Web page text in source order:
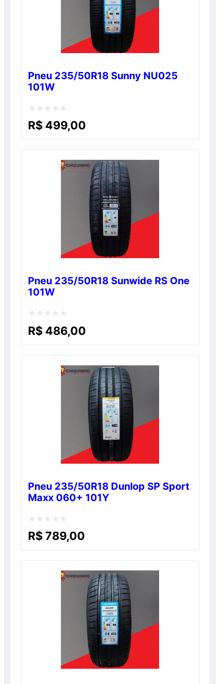
Pneu 235/50R18 Sunny NU025
101W
Avaliação
R$ 499,00
Pneu 235/50R18 Sunwide RS One
101W
Avaliação
R$ 486,00
Pneu 235/50R18 Dunlop SP Sport
Maxx 060+ 101Y
Avaliação
R$ 789,00